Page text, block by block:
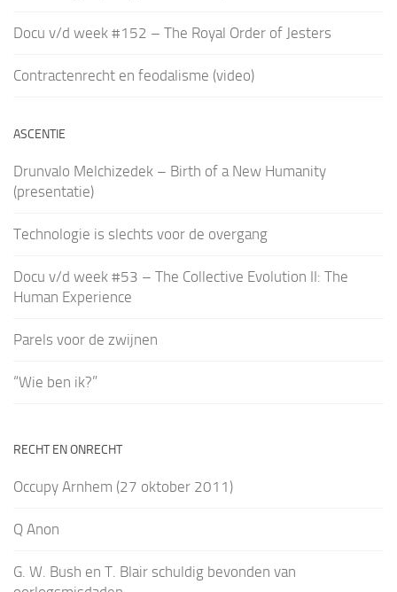
Docu v/d week #152 – The Royal Order of Jesters
Contractenrecht en feodalisme (video)
ASCENTIE
Drunvalo Melchizedek – Birth of a New Humanity
(presentatie)
Technologie is slechts voor de overgang
Docu v/d week #53 – The Collective Evolution II: The
Human Experience
Parels voor de zwijnen
“Wie ben ik?”
RECHT EN ONRECHT
Occupy Arnhem (27 oktober 2011)
Q Anon
G. W. Bush en T. Blair schuldig bevonden van